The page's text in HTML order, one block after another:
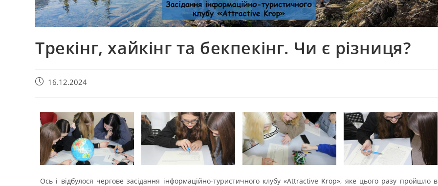
Трекінг, хайкінг та бекпекінг. Чи є різниця?
16.12.2024
Ось і відбулося чергове засідання інформаційно-туристичного клубу «Attractive Krop», яке цього разу пройшло в